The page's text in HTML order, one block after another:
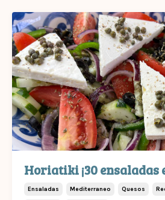
Horiatiki ¡30 ensaladas
Ensaladas Mediterraneo Quesos